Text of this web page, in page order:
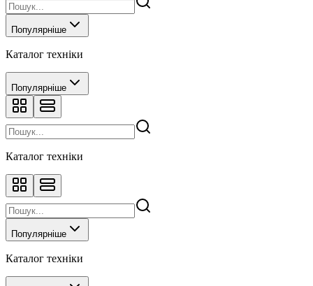
Популярніше
Каталог техніки
Популярніше
Каталог техніки
Популярніше
Каталог техніки